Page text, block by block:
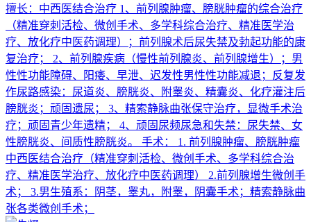
擅长： 中西医结合治疗 1、前列腺肿瘤、膀胱肿瘤的综合治疗
（精准穿刺活检、微创手术、多学科综合治疗、精准医学治
疗、放化疗中医药调理）；前列腺术后尿失禁及勃起功能的康
复治疗； 2、前列腺疾病（慢性前列腺炎、前列腺增生）；男
性性功能障碍、阳痿、早泄、迟发性男性性功能减退；反复发
作尿路感染：尿道炎、膀胱炎、附睾炎、精囊炎、化疗灌注后
膀胱炎；顽固遗尿； 3、精索静脉曲张保守治疗，显微手术治
疗；顽固青少年遗精； 4、顽固尿频尿急和失禁：尿失禁、女
性膀胱炎、间质性膀胱炎。 手术： 1. 前列腺肿瘤、膀胱肿瘤
中西医结合治疗（精准穿刺活检、微创手术、多学科综合治
疗、精准医学治疗、放化疗中医药调理） 2.前列腺增生微创手
术； 3.男生殖系：阴茎，睾丸，附睾，阴囊手术；精索静脉曲
张各类微创手术；